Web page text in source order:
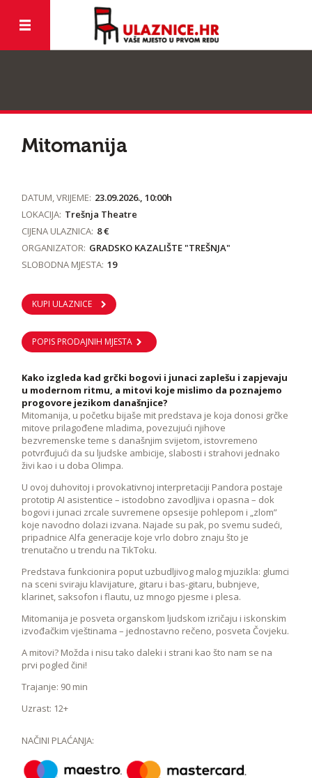
Mitomanija
DATUM, VRIJEME: 23.09.2026., 10:00h
LOKACIJA: Trešnja Theatre
CIJENA ULAZNICA: 8 €
ORGANIZATOR: GRADSKO KAZALIŠTE "TREŠNJA"
SLOBODNA MJESTA: 19
KUPI ULAZNICE
POPIS PRODAJNIH MJESTA
Kako izgleda kad grčki bogovi i junaci zaplešu i zapjevaju
u modernom ritmu, a mitovi koje mislimo da poznajemo
progovore jezikom današnjice?
Mitomanija, u početku bijaše mit predstava je koja donosi grčke
mitove prilagođene mladima, povezujući njihove
bezvremenske teme s današnjim svijetom, istovremeno
potvrđujući da su ljudske ambicije, slabosti i strahovi jednako
živi kao i u doba Olimpa.
U ovoj duhovitoj i provokativnoj interpretaciji Pandora postaje
prototip AI asistentice – istodobno zavodljiva i opasna – dok
bogovi i junaci zrcale suvremene opsesije pohlepom i „zlom”
koje navodno dolazi izvana. Najade su pak, po svemu sudeći,
pripadnice Alfa generacije koje vrlo dobro znaju što je
trenutačno u trendu na TikToku.
Predstava funkcionira poput uzbudljivog malog mjuzikla: glumci
na sceni sviraju klavijature, gitaru i bas-gitaru, bubnjeve,
klarinet, saksofon i flautu, uz mnogo pjesme i plesa.
Mitomanija je posveta organskom ljudskom izričaju i iskonskim
izvođačkim vještinama – jednostavno rečeno, posveta Čovjeku.
A mitovi? Možda i nisu tako daleki i strani kao što nam se na
prvi pogled čini!
Trajanje: 90 min
Uzrast: 12+
NAČINI PLAĆANJA: